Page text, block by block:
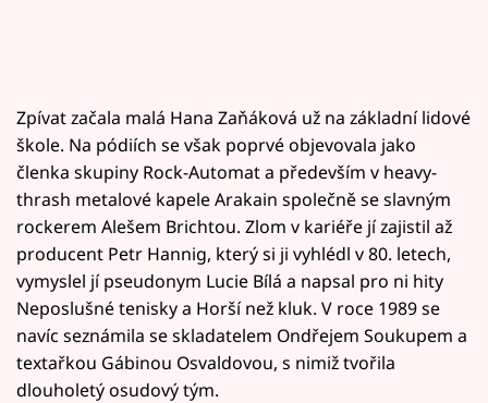
Zpívat začala malá Hana Zaňáková už na základní lidové
škole. Na pódiích se však poprvé objevovala jako
členka skupiny Rock-Automat a především v heavy-
thrash metalové kapele Arakain společně se slavným
rockerem Alešem Brichtou. Zlom v kariéře jí zajistil až
producent Petr Hannig, který si ji vyhlédl v 80. letech,
vymyslel jí pseudonym Lucie Bílá a napsal pro ni hity
Neposlušné tenisky a Horší než kluk. V roce 1989 se
navíc seznámila se skladatelem Ondřejem Soukupem a
textařkou Gábinou Osvaldovou, s nimiž tvořila
dlouholetý osudový tým.